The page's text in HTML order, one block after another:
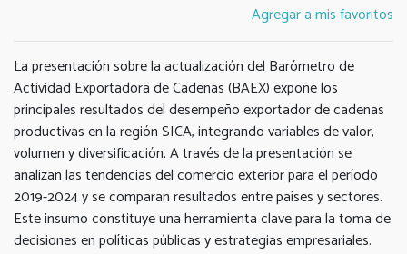
Agregar a mis favoritos
La presentación sobre la actualización del Barómetro de
Actividad Exportadora de Cadenas (BAEX) expone los
principales resultados del desempeño exportador de cadenas
productivas en la región SICA, integrando variables de valor,
volumen y diversificación. A través de la presentación se
analizan las tendencias del comercio exterior para el período
2019-2024 y se comparan resultados entre países y sectores.
Este insumo constituye una herramienta clave para la toma de
decisiones en políticas públicas y estrategias empresariales.